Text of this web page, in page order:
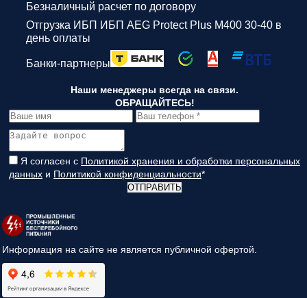
Безналичный расчет по договору
Отгрузка ИБП ИБП AEG Protect Plus M400 30-40 в
день оплаты
Банки-партнеры
Наши менеджеры всегда на связи.
ОБРАЩАЙТЕСЬ!
Я согласен с Политикой хранения и обработки персональных
данных и Политикой конфиденциальности*
ОТПРАВИТЬ
Информация на сайте не является публичной офертой.